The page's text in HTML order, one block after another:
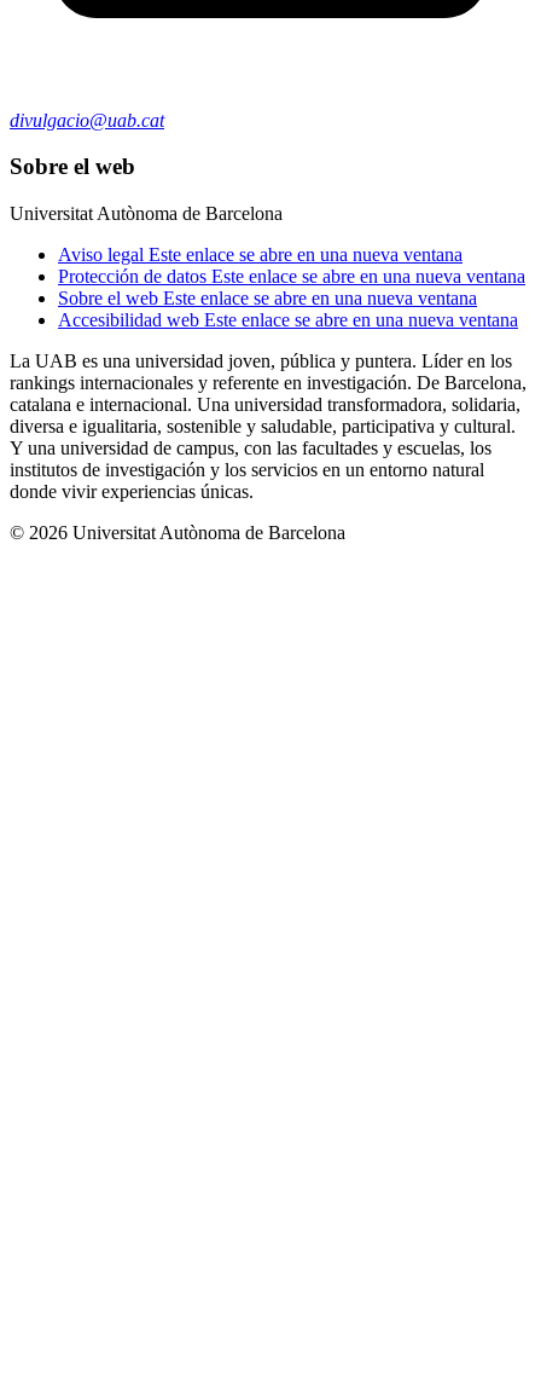
divulgacio@uab.cat
Sobre el web
Universitat Autònoma de Barcelona
Aviso legal Este enlace se abre en una nueva ventana
Protección de datos Este enlace se abre en una nueva ventana
Sobre el web Este enlace se abre en una nueva ventana
Accesibilidad web Este enlace se abre en una nueva ventana
La UAB es una universidad joven, pública y puntera. Líder en los
rankings internacionales y referente en investigación. De Barcelona,
catalana e internacional. Una universidad transformadora, solidaria,
diversa e igualitaria, sostenible y saludable, participativa y cultural.
Y una universidad de campus, con las facultades y escuelas, los
institutos de investigación y los servicios en un entorno natural
donde vivir experiencias únicas.
© 2026 Universitat Autònoma de Barcelona